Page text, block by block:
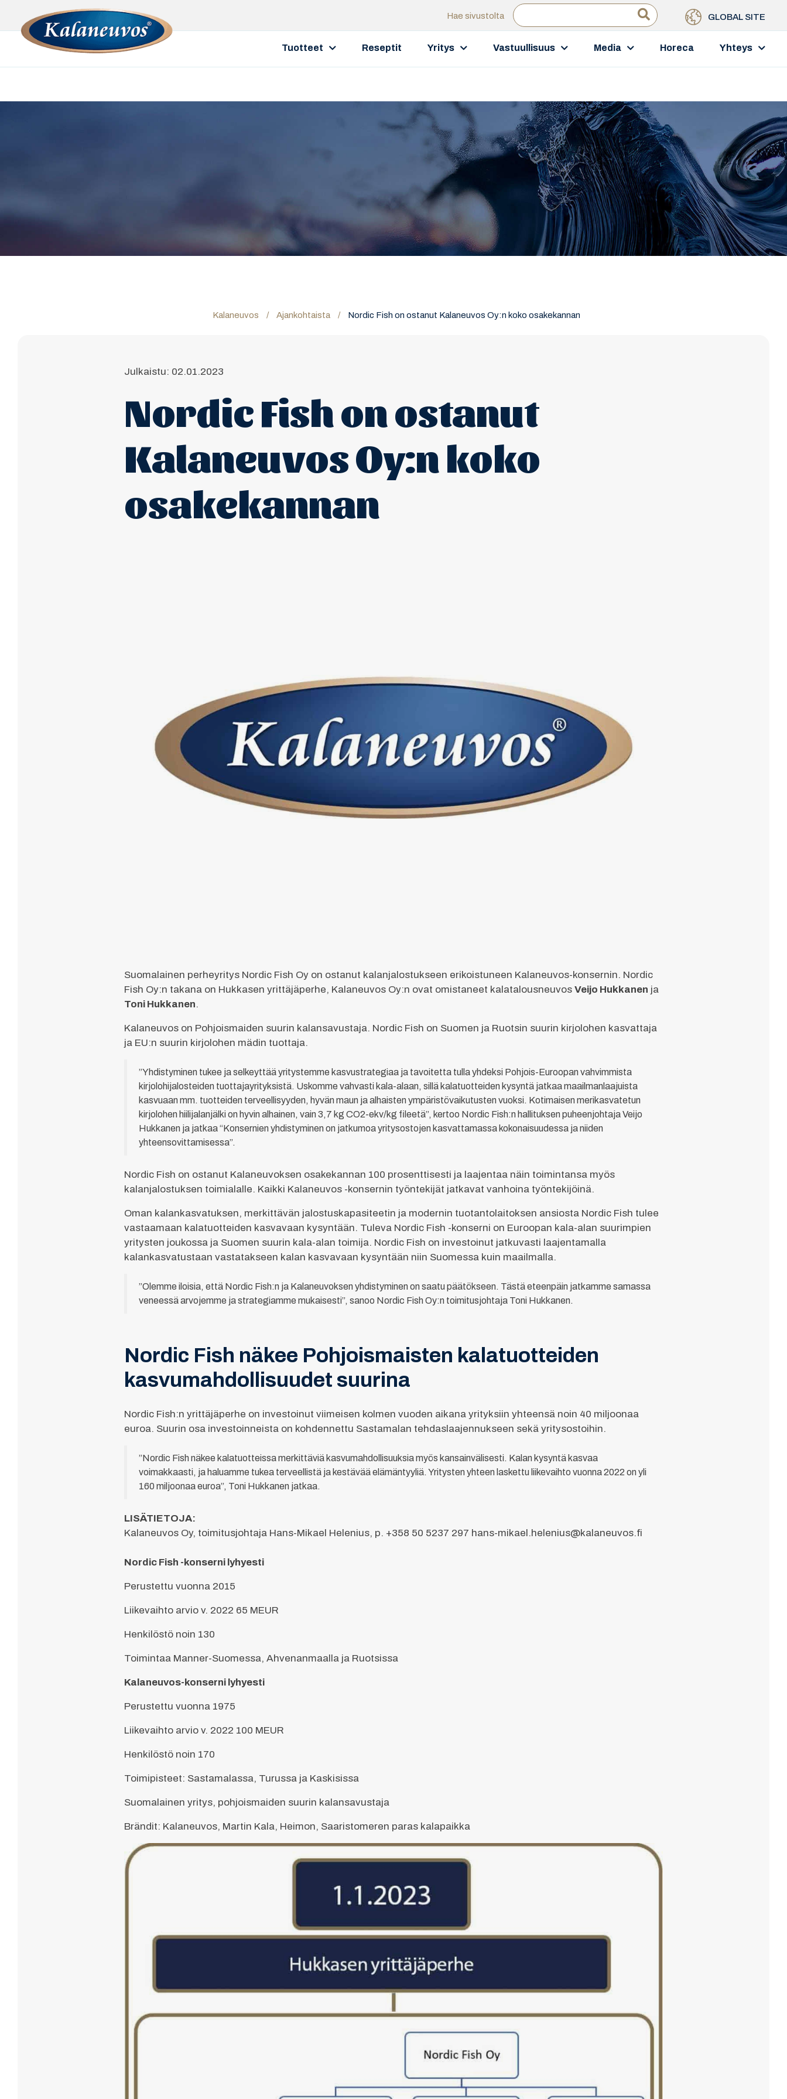
GLOBAL SITE
Hae sivustolta
Tuotteet Reseptit Yritys Vastuullisuus Media Horeca Yhteys
Kalaneuvos / Ajankohtaista / Nordic Fish on ostanut Kalaneuvos Oy:n koko osakekannan
Julkaistu: 02.01.2023
Nordic Fish on ostanut
Kalaneuvos Oy:n koko
osakekannan
Suomalainen perheyritys Nordic Fish Oy on ostanut kalanjalostukseen erikoistuneen Kalaneuvos-konsernin. Nordic
Fish Oy:n takana on Hukkasen yrittäjäperhe, Kalaneuvos Oy:n ovat omistaneet kalatalousneuvos Veijo Hukkanen ja
Toni Hukkanen.
Kalaneuvos on Pohjoismaiden suurin kalansavustaja. Nordic Fish on Suomen ja Ruotsin suurin kirjolohen kasvattaja
ja EU:n suurin kirjolohen mädin tuottaja.
”Yhdistyminen tukee ja selkeyttää yritystemme kasvustrategiaa ja tavoitetta tulla yhdeksi Pohjois-Euroopan vahvimmista
kirjolohijalosteiden tuottajayrityksistä. Uskomme vahvasti kala-alaan, sillä kalatuotteiden kysyntä jatkaa maailmanlaajuista
kasvuaan mm. tuotteiden terveellisyyden, hyvän maun ja alhaisten ympäristövaikutusten vuoksi. Kotimaisen merikasvatetun
kirjolohen hiilijalanjälki on hyvin alhainen, vain 3,7 kg CO2-ekv/kg fileetä”, kertoo Nordic Fish:n hallituksen puheenjohtaja Veijo
Hukkanen ja jatkaa “Konsernien yhdistyminen on jatkumoa yritysostojen kasvattamassa kokonaisuudessa ja niiden
yhteensovittamisessa”.
Nordic Fish on ostanut Kalaneuvoksen osakekannan 100 prosenttisesti ja laajentaa näin toimintansa myös
kalanjalostuksen toimialalle. Kaikki Kalaneuvos -konsernin työntekijät jatkavat vanhoina työntekijöinä.
Oman kalankasvatuksen, merkittävän jalostuskapasiteetin ja modernin tuotantolaitoksen ansiosta Nordic Fish tulee
vastaamaan kalatuotteiden kasvavaan kysyntään. Tuleva Nordic Fish -konserni on Euroopan kala-alan suurimpien
yritysten joukossa ja Suomen suurin kala-alan toimija. Nordic Fish on investoinut jatkuvasti laajentamalla
kalankasvatustaan vastatakseen kalan kasvavaan kysyntään niin Suomessa kuin maailmalla.
”Olemme iloisia, että Nordic Fish:n ja Kalaneuvoksen yhdistyminen on saatu päätökseen. Tästä eteenpäin jatkamme samassa
veneessä arvojemme ja strategiamme mukaisesti”, sanoo Nordic Fish Oy:n toimitusjohtaja Toni Hukkanen.
Nordic Fish näkee Pohjoismaisten kalatuotteiden
kasvumahdollisuudet suurina
Nordic Fish:n yrittäjäperhe on investoinut viimeisen kolmen vuoden aikana yrityksiin yhteensä noin 40 miljoonaa
euroa. Suurin osa investoinneista on kohdennettu Sastamalan tehdaslaajennukseen sekä yritysostoihin.
”Nordic Fish näkee kalatuotteissa merkittäviä kasvumahdollisuuksia myös kansainvälisesti. Kalan kysyntä kasvaa
voimakkaasti, ja haluamme tukea terveellistä ja kestävää elämäntyyliä. Yritysten yhteen laskettu liikevaihto vuonna 2022 on yli
160 miljoonaa euroa”, Toni Hukkanen jatkaa.
LISÄTIETOJA:
Kalaneuvos Oy, toimitusjohtaja Hans-Mikael Helenius, p. +358 50 5237 297 hans-mikael.helenius@kalaneuvos.fi
Nordic Fish -konserni lyhyesti
Perustettu vuonna 2015
Liikevaihto arvio v. 2022 65 MEUR
Henkilöstö noin 130
Toimintaa Manner-Suomessa, Ahvenanmaalla ja Ruotsissa
Kalaneuvos-konserni lyhyesti
Perustettu vuonna 1975
Liikevaihto arvio v. 2022 100 MEUR
Henkilöstö noin 170
Toimipisteet: Sastamalassa, Turussa ja Kaskisissa
Suomalainen yritys, pohjoismaiden suurin kalansavustaja
Brändit: Kalaneuvos, Martin Kala, Heimon, Saaristomeren paras kalapaikka